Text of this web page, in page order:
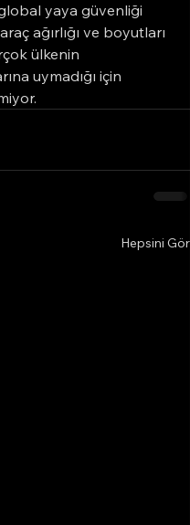
yaya güvenliği
ağırlığı ve boyutları
ülkenin
uymadığı için
Hepsini Gör